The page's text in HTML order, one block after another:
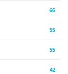
66
55
55
42